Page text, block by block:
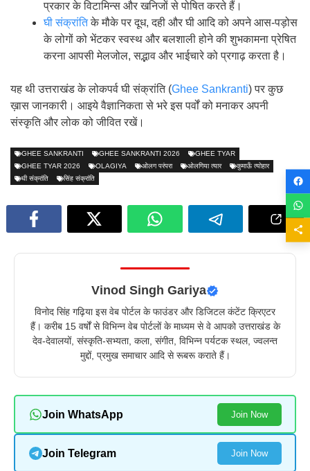
प्रकार के विटामिन्स और खनिजों से पोषित करते हैं।
घी संक्रांतिके मौके पर दूध, दही और घी आदि को अपने आस-पड़ोस
के लोगों को भेंटकर स्वस्थ और बलशाली होने की शुभकामना प्रेषित
करना आपसी मेलजोल, सद्भाव और भाईचारे को प्रगाढ़ करता है।
यह थी उत्तराखंड के लोकपर्व घी संक्रांति (Ghee Sankranti) पर कुछ
ख़ास जानकारी। आइये वैज्ञानिकता से भरे इस पर्वों को मनाकर अपनी
संस्कृति और लोक को जीवित रखें।
GHEE SANKRANTI GHEE SANKRANTI 2026
GHEE TYAR
GHEE TYAR 2026
OLAGIYA ओलग परंपरा ओलगिया त्यार
कुमाऊँ त्योहार
घी संक्रांति
सिंह संक्रांति
Vinod Singh Gariya
विनोद सिंह गढ़िया इस वेब पोर्टल के फाउंडर और डिजिटल कंटेंट क्रिएटर
हैं। करीब 15 वर्षों से विभिन्न वेब पोर्टलों के माध्यम से वे आपको उत्तराखंड के
देव-देवालयों, संस्कृति-सभ्यता, कला, संगीत, विभिन्न पर्यटक स्थल, ज्वलन्त
मुद्दों, प्रमुख समाचार आदि से रूबरू कराते हैं।
Join WhatsApp Join Now
Join Telegram Join Now